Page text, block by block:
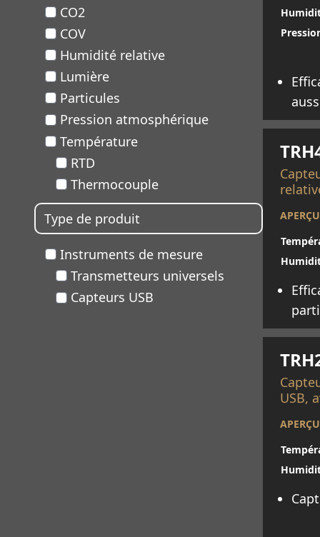
CO2
COV
Humidité relative
Lumière
Particules
Pression atmosphérique
Température
RTD
Thermocouple
Type de produit
Instruments de mesure
Transmetteurs universels
Capteurs USB
En
En
USB,